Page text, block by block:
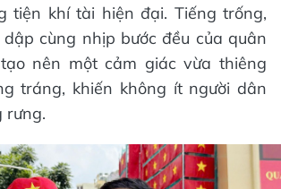
tiện khí tài hiện đại. Tiếng trống,
cùng nhịp bước đều của quân
nên một cảm giác vừa thiêng
tráng, khiến không ít người dân
rưng.